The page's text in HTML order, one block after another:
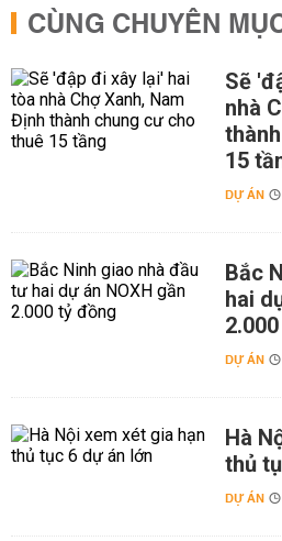
CÙNG CHUYÊN
Sẽ
nhà
15
DỰ ÁN
Bắc
hai
DỰ ÁN
Hà
thủ
DỰ ÁN